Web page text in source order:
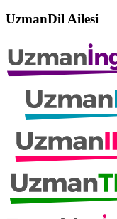
UzmanDil Ailesi